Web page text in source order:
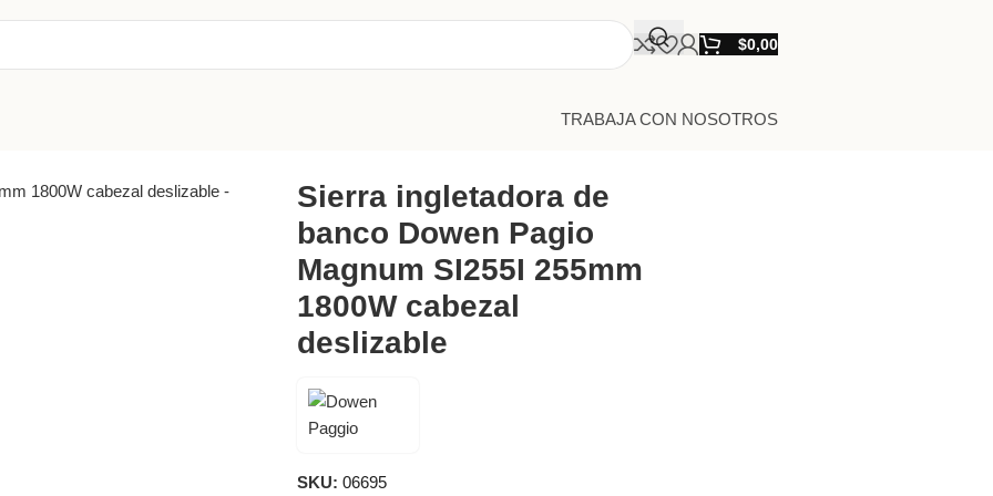
$0,00
TRABAJA CON NOSOTROS
Sierra ingletadora de
banco Dowen Pagio
Magnum SI255I 255mm
1800W cabezal
deslizable
SKU: 06695